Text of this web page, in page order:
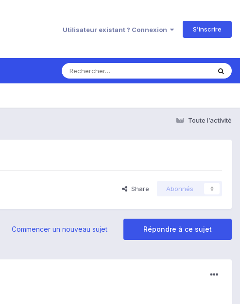
Utilisateur existant ? Connexion S’inscrire
Toute l’activité
Share Abonnés 0
Répondre à ce sujet
Commencer un nouveau sujet